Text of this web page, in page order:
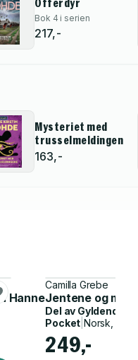
Offerdyr
Bok 4 i serien
217,-
Mysteriet med
trusselmeldingene
163,-
Hanne Wilhelmsen-
Camilla Grebe
Jentene og
Del av Gyldendal
Pocket |Norsk,
249,-